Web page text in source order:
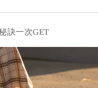
訣一次GET